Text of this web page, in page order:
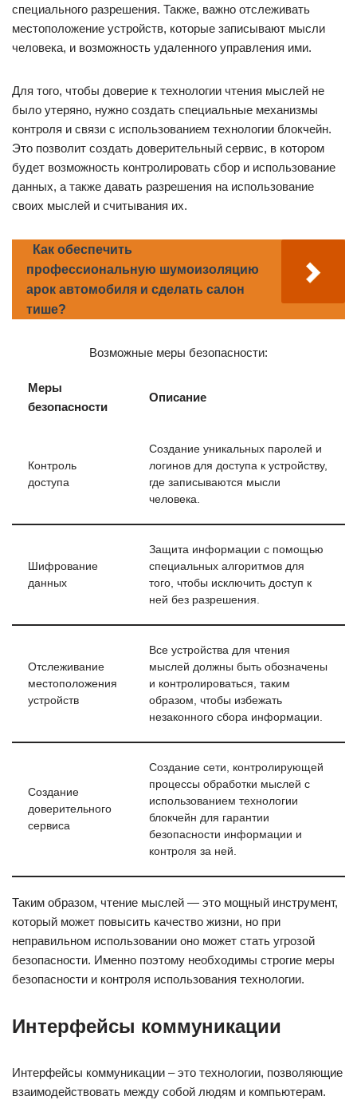
специального разрешения. Также, важно отслеживать
местоположение устройств, которые записывают мысли
человека, и возможность удаленного управления ими.
Для того, чтобы доверие к технологии чтения мыслей не
было утеряно, нужно создать специальные механизмы
контроля и связи с использованием технологии блокчейн.
Это позволит создать доверительный сервис, в котором
будет возможность контролировать сбор и использование
данных, а также давать разрешения на использование
своих мыслей и считывания их.
Как обеспечить
профессиональную шумоизоляцию
арок автомобиля и сделать салон
тише?
Возможные меры безопасности:
Меры
безопасности
Описание
Контроль
доступа
Создание уникальных паролей и
логинов для доступа к устройству,
где записываются мысли
человека.
Шифрование
данных
Защита информации с помощью
специальных алгоритмов для
того, чтобы исключить доступ к
ней без разрешения.
Отслеживание
местоположения
устройств
Все устройства для чтения
мыслей должны быть обозначены
и контролироваться, таким
образом, чтобы избежать
незаконного сбора информации.
Создание
доверительного
сервиса
Создание сети, контролирующей
процессы обработки мыслей с
использованием технологии
блокчейн для гарантии
безопасности информации и
контроля за ней.
Таким образом, чтение мыслей — это мощный инструмент,
который может повысить качество жизни, но при
неправильном использовании оно может стать угрозой
безопасности. Именно поэтому необходимы строгие меры
безопасности и контроля использования технологии.
Интерфейсы коммуникации
Интерфейсы коммуникации – это технологии, позволяющие
взаимодействовать между собой людям и компьютерам.